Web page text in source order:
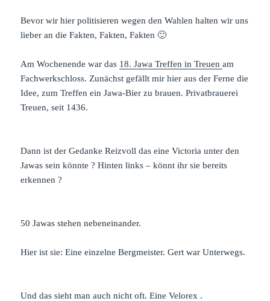
Bevor wir hier politisieren wegen den Wahlen halten wir uns
lieber an die Fakten, Fakten, Fakten 🙂
Am Wochenende war das 18. Jawa Treffen in Treuenam
Fachwerkschloss. Zunächst gefällt mir hier aus der Ferne die
Idee, zum Treffen ein Jawa-Bier zu brauen. Privatbrauerei
Treuen, seit 1436.
Dann ist der Gedanke Reizvoll das eine Victoria unter den
Jawas sein könnte ? Hinten links – könnt ihr sie bereits
erkennen ?
50 Jawas stehen nebeneinander.
Hier ist sie: Eine einzelne Bergmeister. Gert war Unterwegs.
Und das sieht man auch nicht oft. Eine Velorex .